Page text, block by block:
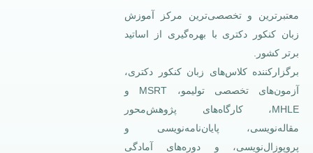
معتبرترین و تخصصی‌ترین مرکز آموزش
زبان کنکور دکتری با بهره‌گیری از اساتید
برتر کشور.
برگزارکننده کلاس‌های زبان کنکور دکتری،
آزمون‌های تخصصی تولیمو، MSRT و
MHLE، کارگاه‌های پژوهش‌محور
مقاله‌نویسی، پایان‌نامه‌نویسی و
پروپوزال‌نویسی، و دوره‌های آمادگی